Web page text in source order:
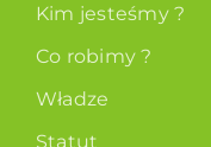
Kim jesteśmy ?
Co robimy ?
Władze
Statut